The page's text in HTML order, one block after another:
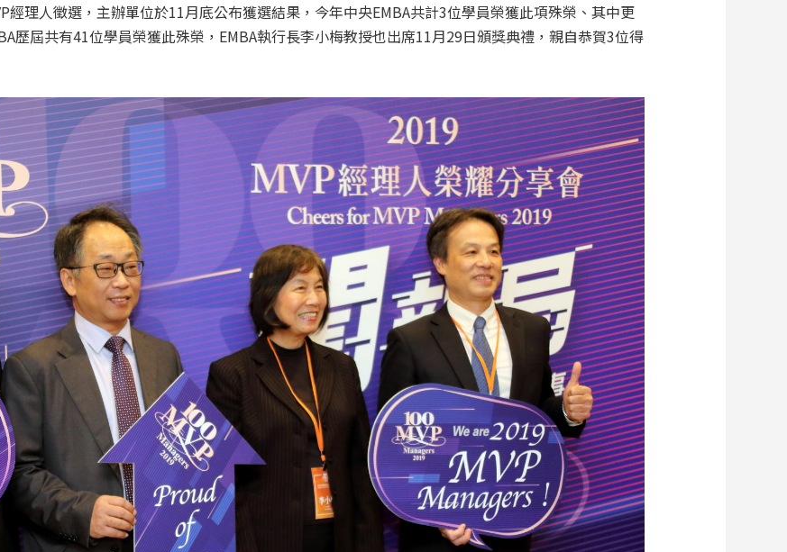
經理人徵選，主辦單位於11月底公布獲選結果，今年中央EMBA共計3位學員榮獲此項殊榮、其中更
歷屆共有41位學員榮獲此殊榮，EMBA執行長李小梅教授也出席11月29日頒獎典禮，親自恭賀3位得